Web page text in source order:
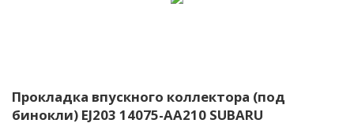
Прокладка впускного коллектора (под
бинокли) EJ203 14075-AA210 SUBARU